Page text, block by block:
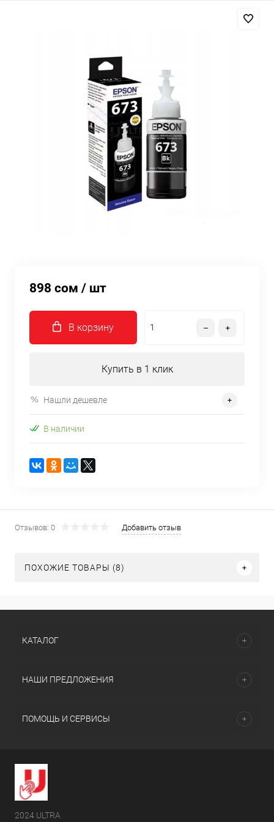
898 сом / шт
В корзину
Купить в 1 клик
Нашли дешевле
В наличии
Отзывов: 0 Добавить отзыв
ПОХОЖИЕ ТОВАРЫ (8)
КАТАЛОГ
НАШИ ПРЕДЛОЖЕНИЯ
ПОМОЩЬ И СЕРВИСЫ
2024 ULTRA